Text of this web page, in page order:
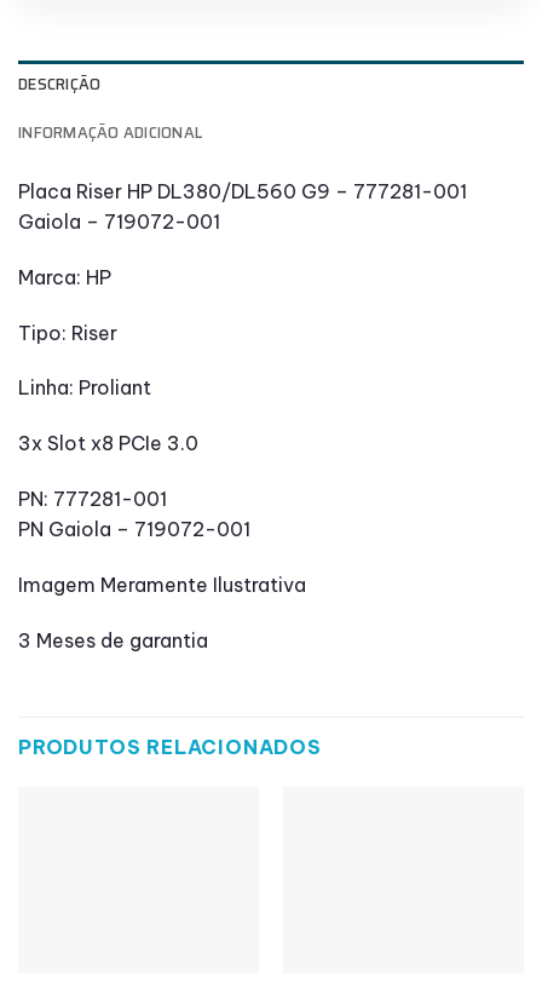
DESCRIÇÃO
INFORMAÇÃO ADICIONAL
Placa Riser HP DL380/DL560 G9 – 777281-001
Gaiola – 719072-001
Marca: HP
Tipo: Riser
Linha: Proliant
3x Slot x8 PCIe 3.0
PN: 777281-001
PN Gaiola – 719072-001
Imagem Meramente Ilustrativa
3 Meses de garantia
PRODUTOS RELACIONADOS